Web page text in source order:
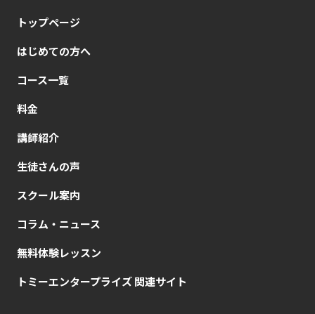
トップページ
はじめての方へ
コース一覧
料金
講師紹介
生徒さんの声
スクール案内
コラム・ニュース
無料体験レッスン
トミーエンタープライズ 関連サイト